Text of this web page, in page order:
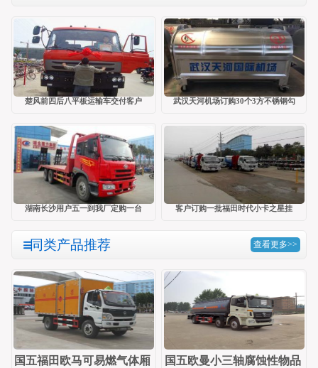
楚风前四后八平板运输车交付客户 武汉天河机场订购30个3方不锈钢勾
湖南长沙用户五一到我厂定购一台 客户订购一批福田时代小卡之星挂
同类产品推荐 查看更多>>
国五福田欧马可易燃气体厢
国五欧曼小三轴腐蚀性物品